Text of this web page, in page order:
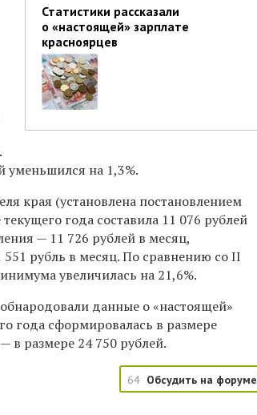
Статистики рассказали
о «настоящей» зарплате
красноярцев
уменьшился на 1,3%.
края (установлена постановлением
года составила 11 076 рублей
— 11 726 рублей в месяц,
рубль в месяц. По сравнению со II
увеличилась на 21,6%.
данные о «настоящей»
года сформировалась в размере
в размере 24 750 рублей.
64 Обсудить на форуме